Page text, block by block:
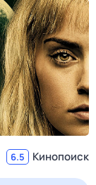
6.5 Кинопоиск